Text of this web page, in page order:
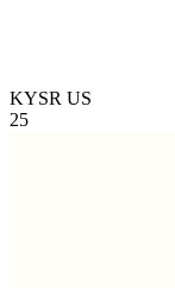
KYSR US
25